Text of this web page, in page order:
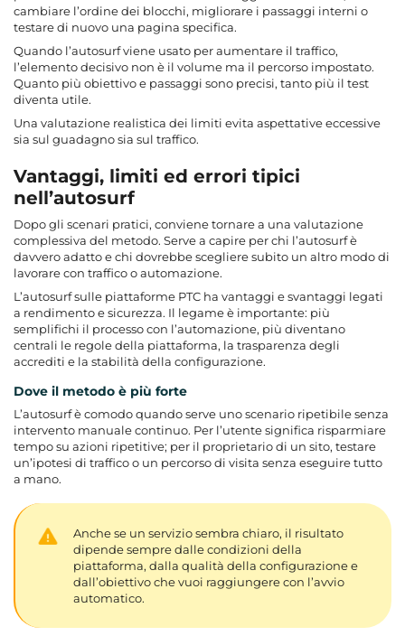
cambiare l’ordine dei blocchi, migliorare i passaggi interni o
testare di nuovo una pagina specifica.
Quando l’autosurf viene usato per aumentare il traffico,
l’elemento decisivo non è il volume ma il percorso impostato.
Quanto più obiettivo e passaggi sono precisi, tanto più il test
diventa utile.
Una valutazione realistica dei limiti evita aspettative eccessive
sia sul guadagno sia sul traffico.
Vantaggi, limiti ed errori tipici
nell’autosurf
Dopo gli scenari pratici, conviene tornare a una valutazione
complessiva del metodo. Serve a capire per chi l’autosurf è
davvero adatto e chi dovrebbe scegliere subito un altro modo di
lavorare con traffico o automazione.
L’autosurf sulle piattaforme PTC ha vantaggi e svantaggi legati
a rendimento e sicurezza. Il legame è importante: più
semplifichi il processo con l’automazione, più diventano
centrali le regole della piattaforma, la trasparenza degli
accrediti e la stabilità della configurazione.
Dove il metodo è più forte
L’autosurf è comodo quando serve uno scenario ripetibile senza
intervento manuale continuo. Per l’utente significa risparmiare
tempo su azioni ripetitive; per il proprietario di un sito, testare
un’ipotesi di traffico o un percorso di visita senza eseguire tutto
a mano.
Anche se un servizio sembra chiaro, il risultato
dipende sempre dalle condizioni della
piattaforma, dalla qualità della configurazione e
dall’obiettivo che vuoi raggiungere con l’avvio
automatico.